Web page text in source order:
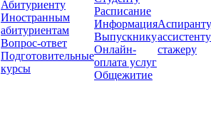
Абитуриенту
Иностранным
абитуриентам
Вопрос-ответ
Подготовительные
курсы
Расписание
Информация
Выпускнику
Онлайн-
оплата услуг
Общежитие
стажеру